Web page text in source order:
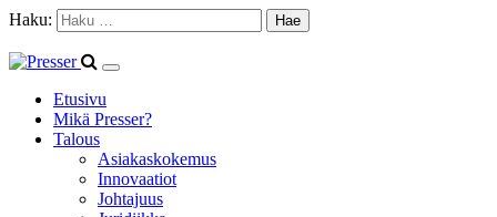
Haku:
Etusivu
Mikä Presser?
Talous
Asiakaskokemus
Innovaatiot
Johtajuus